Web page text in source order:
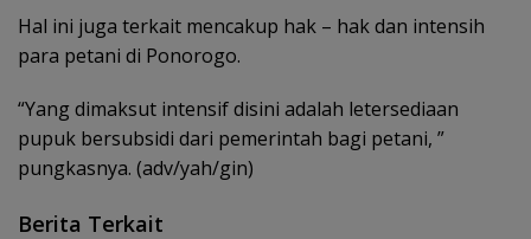
Hal ini juga terkait mencakup hak – hak dan intensih
para petani di Ponorogo.
“Yang dimaksut intensif disini adalah letersediaan
pupuk bersubsidi dari pemerintah bagi petani, ”
pungkasnya. (adv/yah/gin)
Berita Terkait